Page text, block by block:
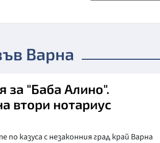
Варна
за "Баба Алино".
втори нотариус
казуса с незаконния град край Варна